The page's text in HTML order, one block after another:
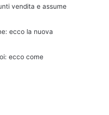
vendita e assume
ecco la nuova
ecco come